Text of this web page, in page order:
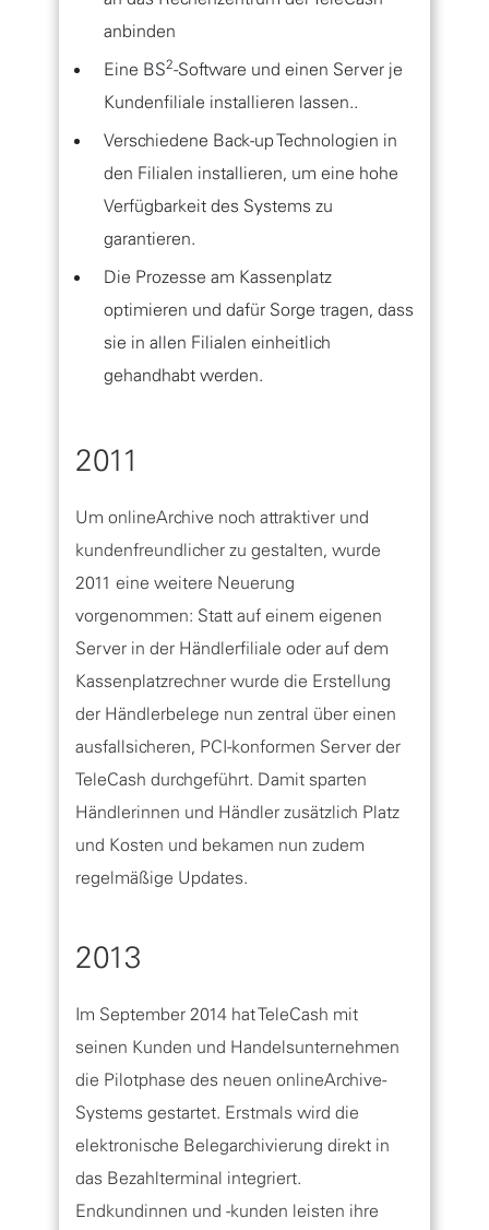
anbinden
Eine BS2-Software und einen Server je
Kundenfiliale installieren lassen..
Verschiedene Back-up Technologien in
den Filialen installieren, um eine hohe
Verfügbarkeit des Systems zu
garantieren.
Die Prozesse am Kassenplatz
optimieren und dafür Sorge tragen, dass
sie in allen Filialen einheitlich
gehandhabt werden.
2011
Um onlineArchive noch attraktiver und
kundenfreundlicher zu gestalten, wurde
2011 eine weitere Neuerung
vorgenommen: Statt auf einem eigenen
Server in der Händlerfiliale oder auf dem
Kassenplatzrechner wurde die Erstellung
der Händlerbelege nun zentral über einen
ausfallsicheren, PCI-konformen Server der
TeleCash durchgeführt. Damit sparten
Händlerinnen und Händler zusätzlich Platz
und Kosten und bekamen nun zudem
regelmäßige Updates.
2013
Im September 2014 hat TeleCash mit
seinen Kunden und Handelsunternehmen
die Pilotphase des neuen onlineArchive-
Systems gestartet. Erstmals wird die
elektronische Belegarchivierung direkt in
das Bezahlterminal integriert.
Endkundinnen und -kunden leisten ihre